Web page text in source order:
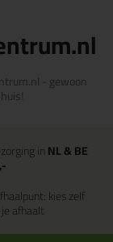
- gewoon
inNL & BE
kies zelf
afhaalt